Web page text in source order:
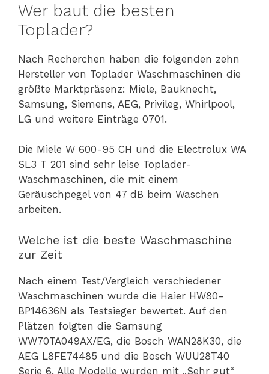
Wer baut die besten
Toplader?
Nach Recherchen haben die folgenden zehn
Hersteller von Toplader Waschmaschinen die
größte Marktpräsenz: Miele, Bauknecht,
Samsung, Siemens, AEG, Privileg, Whirlpool,
LG und weitere Einträge 0701.
Die Miele W 600-95 CH und die Electrolux WA
SL3 T 201 sind sehr leise Toplader-
Waschmaschinen, die mit einem
Geräuschpegel von 47 dB beim Waschen
arbeiten.
Welche ist die beste Waschmaschine
zur Zeit
Nach einem Test/Vergleich verschiedener
Waschmaschinen wurde die Haier HW80-
BP14636N als Testsieger bewertet. Auf den
Plätzen folgten die Samsung
WW70TA049AX/EG, die Bosch WAN28K30, die
AEG L8FE74485 und die Bosch WUU28T40
Serie 6. Alle Modelle wurden mit „Sehr gut“